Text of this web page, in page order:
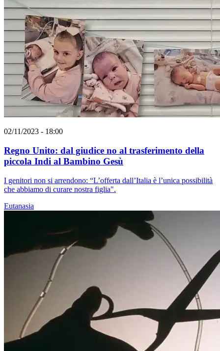
02/11/2023 - 18:00
Regno Unito: dal giudice no al trasferimento della
piccola Indi al Bambino Gesù
I genitori non si arrendono: “L’offerta dall’Italia è l’unica possibilità
che abbiamo di curare nostra figlia".
Eutanasia